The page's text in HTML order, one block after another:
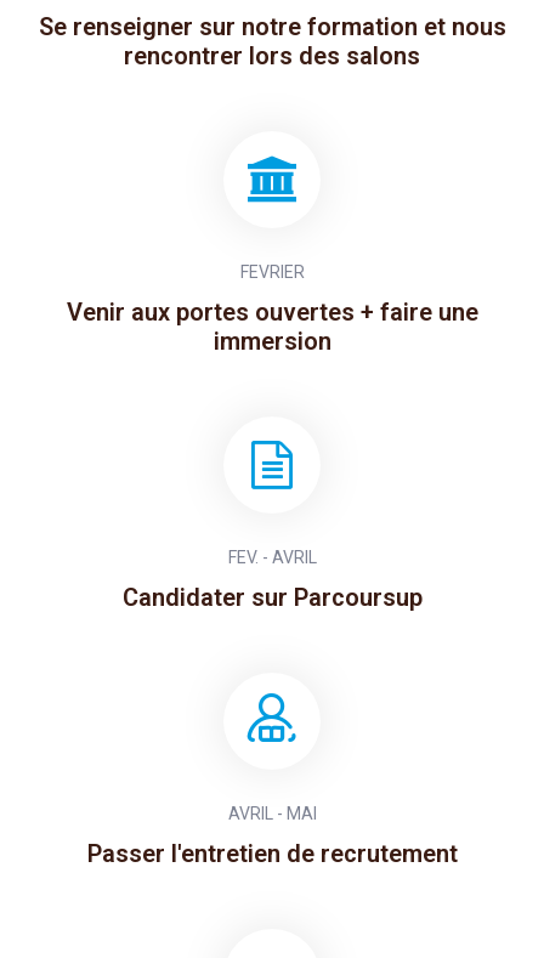
Se renseigner sur notre formation et nous
rencontrer lors des salons
FEVRIER
Venir aux portes ouvertes + faire une
immersion
FEV. - AVRIL
Candidater sur Parcoursup
AVRIL - MAI
Passer l'entretien de recrutement